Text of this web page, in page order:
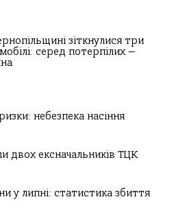
зіткнулися три
серед потерпілих —
небезпека насіння
двох ексначальників ТЦК
у липні: статистика збиття